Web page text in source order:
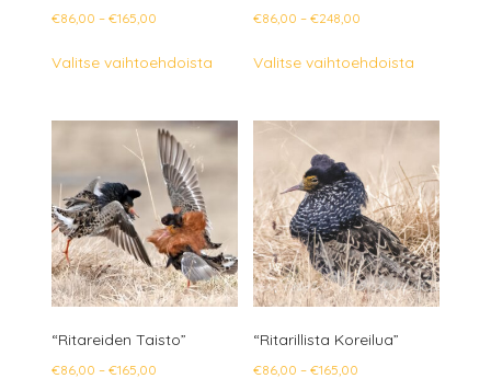
€86,00 – €165,00
-
Valitse vaihtoehdoista tuotteella
muunnelma.
valinnat
tuotteen
sivulla.
€86,00 – €248,00
-
Valitse vaihtoehdoista
Voit
tehdä
valinnat
tuotteen
sivulla.
“Ritareiden Taisto”
€86,00 – €165,00
“Ritarillista Koreilua”
€86,00 – €165,00